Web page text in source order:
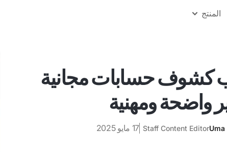
المنتج
كشوف حسابات مجانية
واضحة ومهنية
Uma
Staff Content Editor 17 مايو 2025